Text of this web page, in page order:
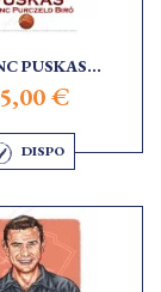
PUSKAS...
€
DISPO